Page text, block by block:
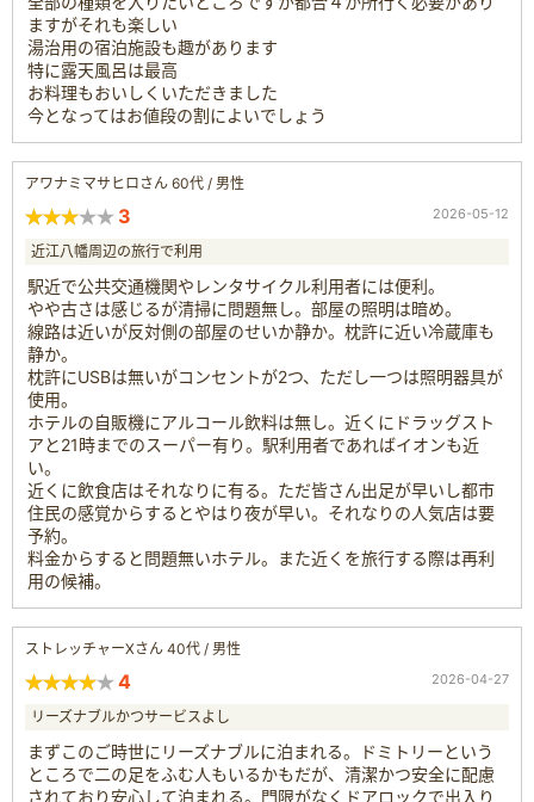
ますがそれも楽しい
湯治用の宿泊施設も趣があります
特に露天風呂は最高
お料理もおいしくいただきました
今となってはお値段の割によいでしょう
アワナミマサヒロさん 60代 / 男性
3 2026-05-12
近江八幡周辺の旅行で利用
駅近で公共交通機関やレンタサイクル利用者には便利。
やや古さは感じるが清掃に問題無し。部屋の照明は暗め。
線路は近いが反対側の部屋のせいか静か。枕許に近い冷蔵庫も
静か。
枕許にUSBは無いがコンセントが2つ、ただし一つは照明器具が
使用。
ホテルの自販機にアルコール飲料は無し。近くにドラッグスト
アと21時までのスーパー有り。駅利用者であればイオンも近
い。
近くに飲食店はそれなりに有る。ただ皆さん出足が早いし都市
住民の感覚からするとやはり夜が早い。それなりの人気店は要
予約。
料金からすると問題無いホテル。また近くを旅行する際は再利
用の候補。
ストレッチャーXさん 40代 / 男性
4 2026-04-27
リーズナブルかつサービスよし
まずこのご時世にリーズナブルに泊まれる。ドミトリーという
ところで二の足をふむ人もいるかもだが、清潔かつ安全に配慮
されており安心して泊まれる。門限がなくドアロックで出入り